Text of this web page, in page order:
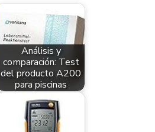
Análisis y
comparación: Test
del producto A200
para piscinas